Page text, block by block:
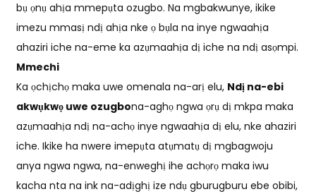
bụ ọnụ ahịa mmepụta ozugbo. Na mgbakwunye, ikike
imezu mmasị ndị ahịa nke ọ bụla na inye ngwaahịa
ahaziri iche na-eme ka azụmaahịa dị iche na ndị asọmpi.
Mmechi
Ka ọchịchọ maka uwe omenala na-arị elu, Ndị na-ebi
akwụkwọ uwe ozugbona-aghọ ngwa ọrụ dị mkpa maka
azụmaahịa ndị na-achọ inye ngwaahịa dị elu, nke ahaziri
iche. Ikike ha nwere imepụta atụmatụ dị mgbagwoju
anya ngwa ngwa, na-enweghị ihe achọrọ maka iwu
kacha nta na ink na-adịghị ize ndụ gburugburu ebe obibi,